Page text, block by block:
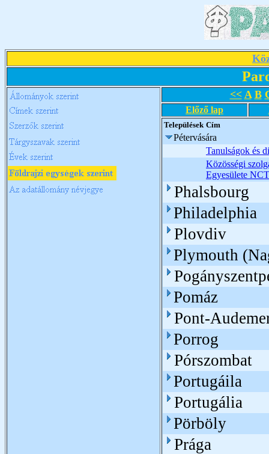
<< A B
Előző lap
Települések Cím
Pétervására
Tanulságok és
Közösségi
Egyesülete
Phalsbourg
Philadelphia
Plovdiv
Plymouth
Pomáz
Pont-
Porrog
Pórszombat
Portugáila
Portugália
Pörböly
Prága